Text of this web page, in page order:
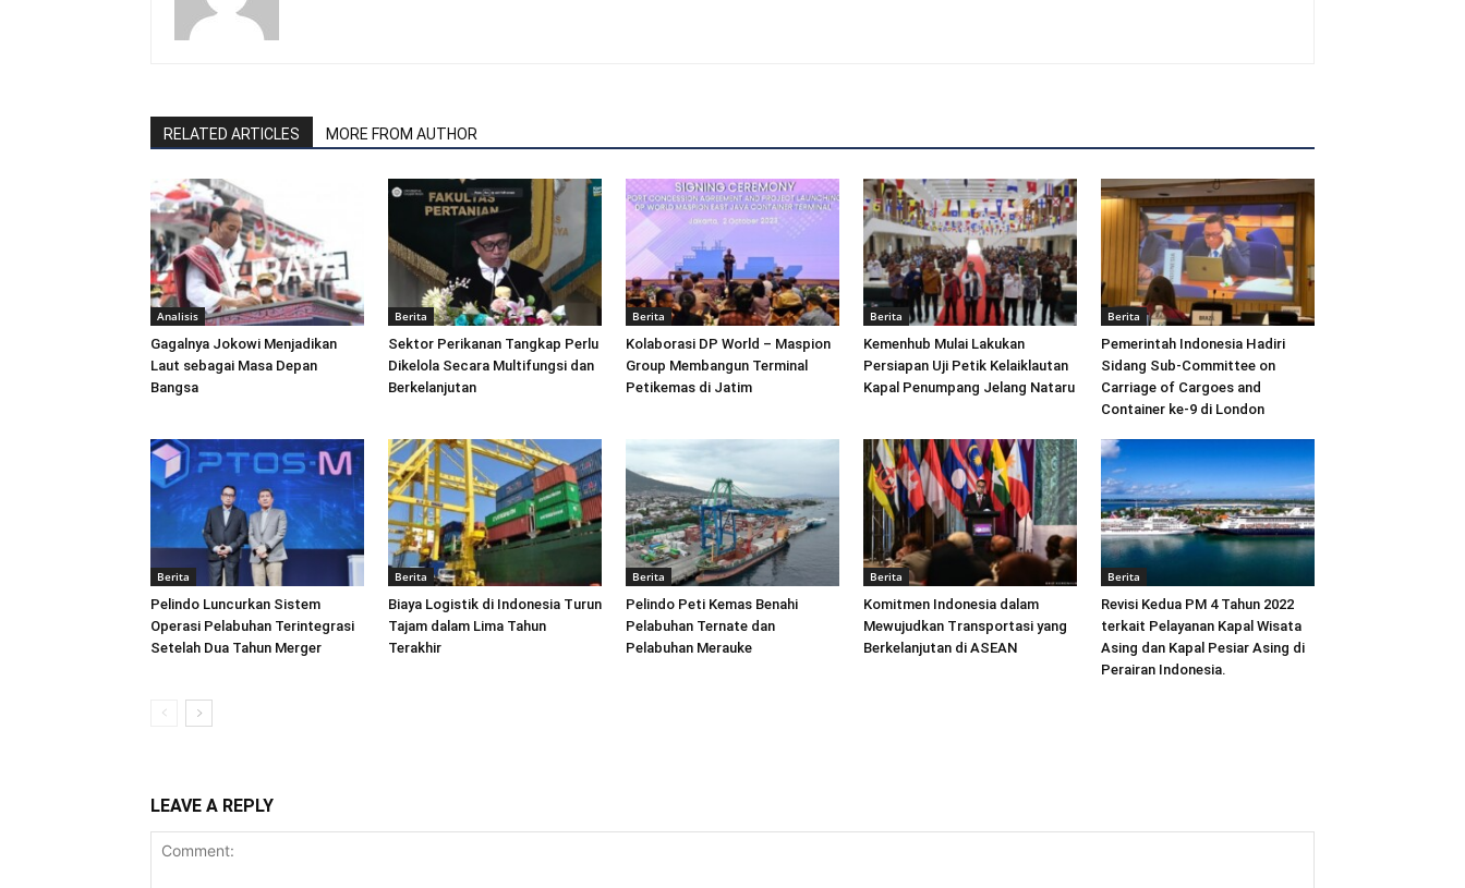
RELATED ARTICLES MORE FROM AUTHOR
Analisis
Gagalnya Jokowi Menjadikan
Laut sebagai Masa Depan
Bangsa
Berita
Sektor Perikanan Tangkap Perlu
Dikelola Secara Multifungsi dan
Berkelanjutan
Berita
Kolaborasi DP World – Maspion
Group Membangun Terminal
Petikemas di Jatim
Berita
Kemenhub Mulai Lakukan
Persiapan Uji Petik Kelaiklautan
Kapal Penumpang Jelang Nataru
Berita
Pemerintah Indonesia Hadiri
Sidang Sub-Committee on
Carriage of Cargoes and
Container ke-9 di London
Berita
Pelindo Luncurkan Sistem
Operasi Pelabuhan Terintegrasi
Setelah Dua Tahun Merger
Berita
Biaya Logistik di Indonesia Turun
Tajam dalam Lima Tahun
Terakhir
Berita
Pelindo Peti Kemas Benahi
Pelabuhan Ternate dan
Pelabuhan Merauke
Berita
Komitmen Indonesia dalam
Mewujudkan Transportasi yang
Berkelanjutan di ASEAN
Berita
Revisi Kedua PM 4 Tahun 2022
terkait Pelayanan Kapal Wisata
Asing dan Kapal Pesiar Asing di
Perairan Indonesia.
LEAVE A REPLY